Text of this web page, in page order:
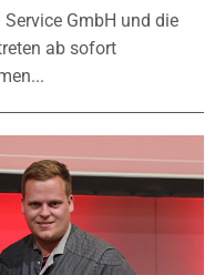
GmbH und die
ab sofort